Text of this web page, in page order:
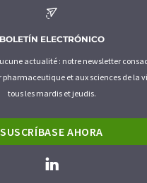
BOLETÍN ELECTRÓNICO
actualité : notre newsletter
pharmaceutique et aux sciences de la
tous les mardis et jeudis.
SUSCRÍBASE AHORA